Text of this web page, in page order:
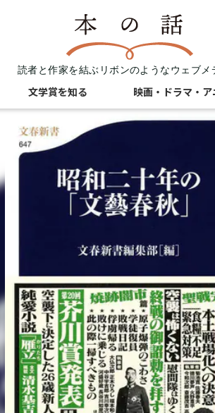
読者と作家を結ぶリボンのようなウェブメ
文学賞を知る 映画・ドラマ・ア